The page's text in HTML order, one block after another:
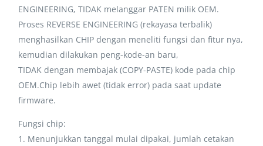
ENGINEERING, TIDAK melanggar PATEN milik OEM.
Proses REVERSE ENGINEERING (rekayasa terbalik)
menghasilkan CHIP dengan meneliti fungsi dan fitur nya,
kemudian dilakukan peng-kode-an baru,
TIDAK dengan membajak (COPY-PASTE) kode pada chip
OEM.Chip lebih awet (tidak error) pada saat update
firmware.
Fungsi chip:
1. Menunjukkan tanggal mulai dipakai, jumlah cetakan